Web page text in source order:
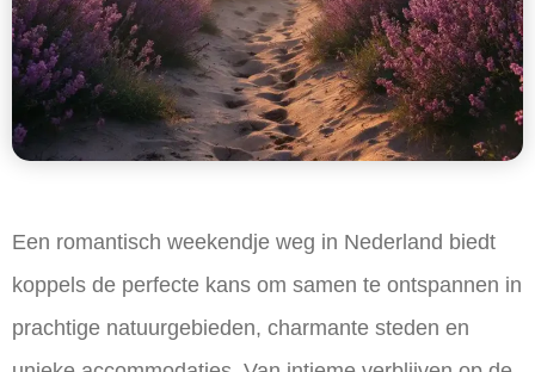
Een romantisch weekendje weg in Nederland biedt
koppels de perfecte kans om samen te ontspannen in
prachtige natuurgebieden, charmante steden en